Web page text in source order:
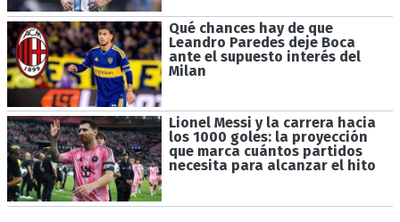
Qué chances hay de que
Leandro Paredes deje Boca
ante el supuesto interés del
Milan
Lionel Messi y la carrera hacia
los 1000 goles: la proyección
que marca cuántos partidos
necesita para alcanzar el hito